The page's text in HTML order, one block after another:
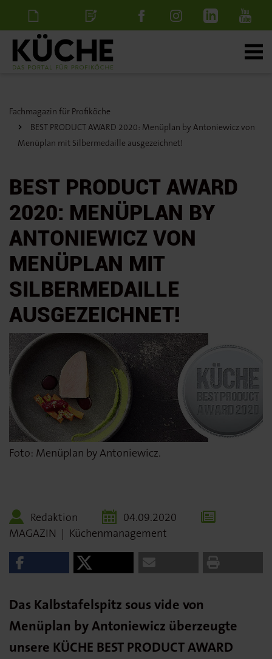
NewsletterStellenanzeige
Fachmagazin für Profiköche
BEST PRODUCT AWARD 2020: Menüplan by Antoniewicz von
Menüplan mit Silbermedaille ausgezeichnet!
BEST PRODUCT AWARD
2020: MENÜPLAN BY
ANTONIEWICZ VON
MENÜPLAN MIT
SILBERMEDAILLE
AUSGEZEICHNET!
Foto: Menüplan by Antoniewicz.
Redaktion
04.09.2020
MAGAZIN | Küchenmanagement
Das Kalbstafelspitz sous vide von
Menüplan by Antoniewicz überzeugte
unsere KÜCHE BEST PRODUCT AWARD